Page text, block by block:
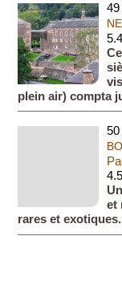
plein air) compta
et
rares et exotiques.